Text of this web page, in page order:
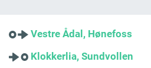
Vestre Ådal, Hønefoss
Klokkerlia, Sundvollen